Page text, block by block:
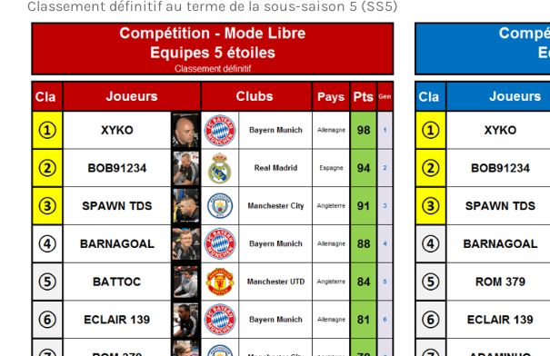
Classement définitif au terme de la sous-saison 5 (SS5)